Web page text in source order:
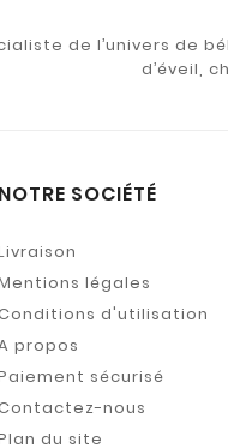
de l’univers de
d’éveil,
NOTRE SOCIÉTÉ
légales
d'utilisation
propos
sécurisé
nous
du site